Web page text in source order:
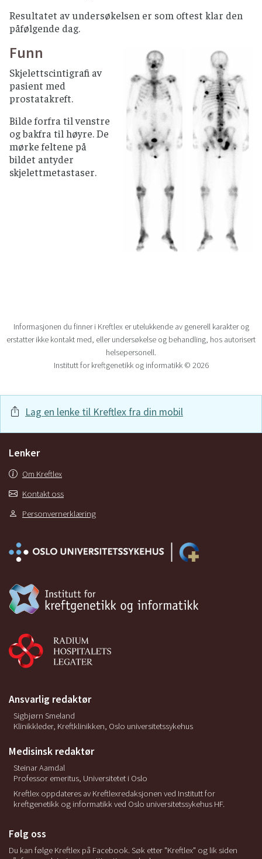
Resultatet av undersøkelsen er som oftest klar den
påfølgende dag.
Funn
Skjelettscintigrafi av
pasient med
prostatakreft.
Bilde forfra til venstre
og bakfra til høyre. De
mørke feltene på
bildet antyder
skjelettmetastaser.
Informasjonen du finner i Kreftlex er utelukkende av generell karakter og
erstatter ikke kontakt med, eller undersøkelse og behandling, hos autorisert
helsepersonell.
Institutt for kreftgenetikk og informatikk © 2026
Lag en lenke til Kreftlex fra din mobil
Lenker
Om Kreftlex
Kontakt oss
Personvernerklæring
Ansvarlig redaktør
Sigbjørn Smeland
Klinikkleder, Kreftklinikken, Oslo universitetssykehus
Medisinsk redaktør
Steinar Aamdal
Professor emeritus, Universitetet i Oslo
Kreftlex oppdateres av Kreftlexredaksjonen ved Institutt for
kreftgenetikk og informatikk ved Oslo universitetssykehus HF.
Følg oss
Du kan følge Kreftlex på Facebook. Søk etter "Kreftlex" og lik siden